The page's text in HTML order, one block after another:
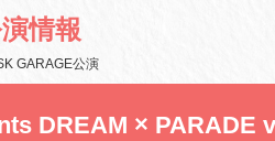
情報
GARAGE公演
DREAM × PARADE